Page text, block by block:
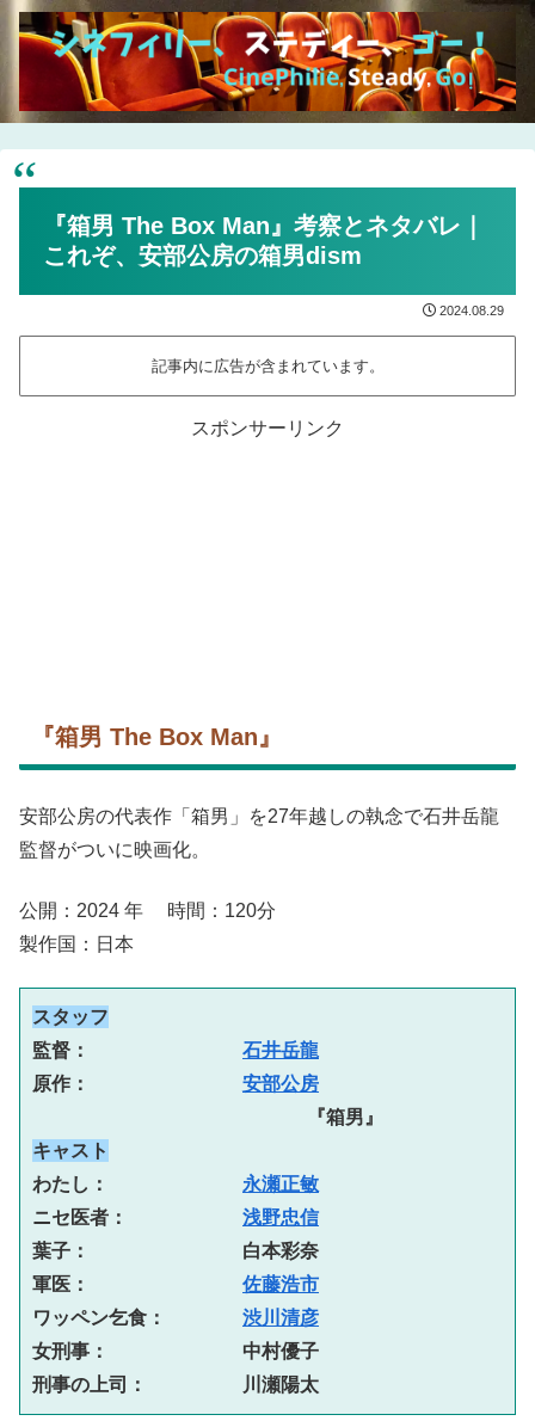
『箱男 The Box Man』考察とネタバレ｜
これぞ、安部公房の箱男dism
2024.08.29
記事内に広告が含まれています。
スポンサーリンク
『箱男 The Box Man』
安部公房の代表作「箱男」を27年越しの執念で石井岳龍
監督がついに映画化。
公開：2024 年 時間：120分
製作国：日本
スタッフ
監督： 石井岳龍
原作： 安部公房
『箱男』
キャスト
わたし： 永瀬正敏
ニセ医者： 浅野忠信
葉子：　　　　　　　　白本彩奈
軍医： 佐藤浩市
ワッペン乞食： 渋川清彦
女刑事：　　　　　　　中村優子
刑事の上司：　　　　　川瀬陽太